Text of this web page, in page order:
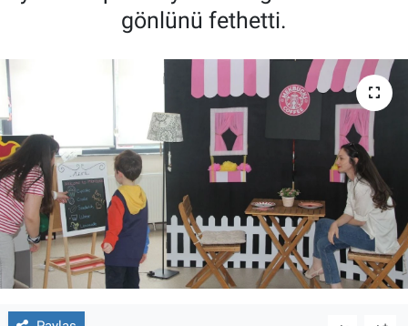
gönlünü fethetti.